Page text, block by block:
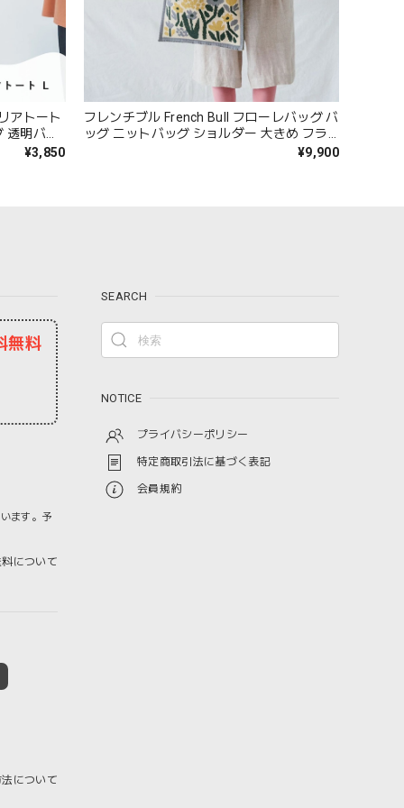
アトート
明バッ
かわい
¥3,850
フレンチブル French Bull フローレバッグ バ
ッグ ニットバッグ ショルダー 大きめ フラ
ワー レディース マチなし ブランド 日本製
¥9,900
無料
ます。予
について
について
SEARCH
NOTICE
プライバシーポリシー
特定商取引法に基づく表記
会員規約